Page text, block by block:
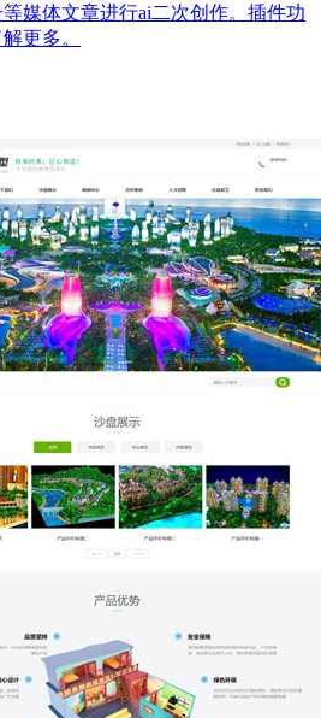
媒体文章进行ai二次创作。插件功
更多。